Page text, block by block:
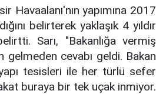
Havaalanı'nın yapımına 2017
belirterek yaklaşık 4 yıldır
Sarı, "Bakanlığa vermiş
cevabı geldi. Bakan
tesisleri ile her türlü sefer
buraya bir tek uçak inmiyor.